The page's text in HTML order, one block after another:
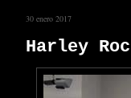
30 enero 2017
Harley